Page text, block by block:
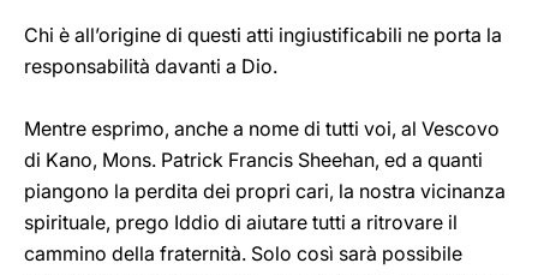
Chi è all’origine di questi atti ingiustificabili ne porta la
responsabilità davanti a Dio.
Mentre esprimo, anche a nome di tutti voi, al Vescovo
di Kano, Mons. Patrick Francis Sheehan, ed a quanti
piangono la perdita dei propri cari, la nostra vicinanza
spirituale, prego Iddio di aiutare tutti a ritrovare il
cammino della fraternità. Solo così sarà possibile